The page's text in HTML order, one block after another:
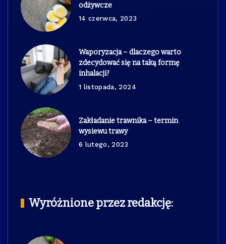
odżywcze
14 czerwca, 2023
Waporyzacja – dlaczego warto
zdecydować się na taką formę
inhalacji?
1 listopada, 2024
Zakładanie trawnika – termin
wysiewu trawy
6 lutego, 2023
Wyróżnione przez redakcję: